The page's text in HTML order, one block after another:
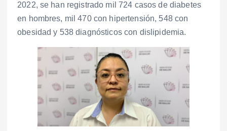
2022, se han registrado mil 724 casos de diabetes
en hombres, mil 470 con hipertensión, 548 con
obesidad y 538 diagnósticos con dislipidemia.